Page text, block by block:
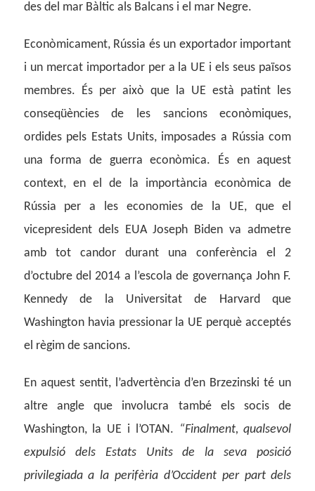
des del mar Bàltic als Balcans i el mar Negre.
Econòmicament, Rússia és un exportador important
i un mercat importador per a la UE i els seus països
membres. És per això que la UE està patint les
conseqüències de les sancions econòmiques,
ordides pels Estats Units, imposades a Rússia com
una forma de guerra econòmica. És en aquest
context, en el de la importància econòmica de
Rússia per a les economies de la UE, que el
vicepresident dels EUA Joseph Biden va admetre
amb tot candor durant una conferència el 2
d’octubre del 2014 a l’escola de governança John F.
Kennedy de la Universitat de Harvard que
Washington havia pressionar la UE perquè acceptés
el règim de sancions.
En aquest sentit, l’advertència d’en Brzezinski té un
altre angle que involucra també els socis de
Washington, la UE i l’OTAN. “Finalment, qualsevol
expulsió dels Estats Units de la seva posició
privilegiada a la perifèria d’Occident per part dels